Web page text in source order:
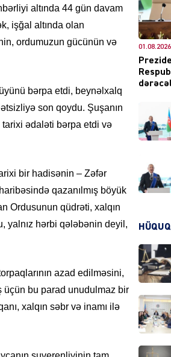
altında 44 gün davam
işğal altında olan
ordumuzun gücünün və
bərpa etdi, beynəlxalq
son qoydu. Şuşanın
tarixi ədaləti bərpa etdi və
bir hadisənin – Zəfər
qazanılmış böyük
Ordusunun qüdrəti, xalqın
yalnız hərbi qələbənin deyil,
azad edilməsini,
üçün bu parad unudulmaz bir
xalqın səbr və inamı ilə
XARİCİ
01.08.2026
HÜQUQ